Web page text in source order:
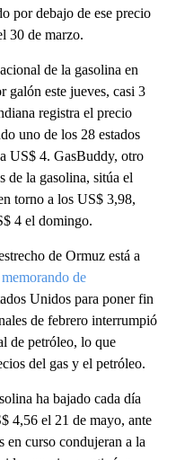
por debajo de ese precio
30 de marzo.
de la gasolina en
galón este jueves, casi 3
registra el precio
uno de los 28 estados
US$ 4. GasBuddy, otro
de la gasolina, sitúa el
torno a los US$ 3,98,
4 el domingo.
de Ormuz está a
memorando de
Unidos para poner fin
de febrero interrumpió
de petróleo, lo que
del gas y el petróleo.
ha bajado cada día
4,56 el 21 de mayo, ante
en curso condujeran a la